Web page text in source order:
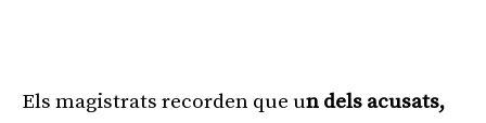
Els magistrats recorden que un dels acusats,